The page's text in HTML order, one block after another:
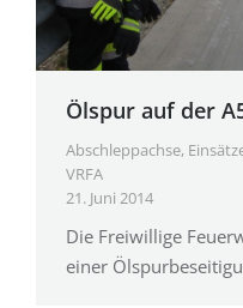
Ölspur auf der
Abschleppachse,
VRFA
21. Juni 2014
Die Freiwillige
einer